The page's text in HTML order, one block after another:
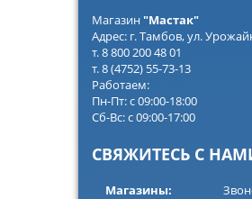
Магазин "Мастак"
Адрес: г. Тамбов, ул.
т. 8 800 200 48 01
т. 8 (4752) 55-73-13
Работаем:
Пн-Пт: с 09:00-18:00
Сб-Вс: с 09:00-17:00
СВЯЖИТЕСЬ С
Магазины: